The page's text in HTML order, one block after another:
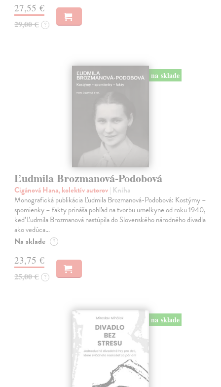
27,55 €
29,00 € ?
na sklade
Ľudmila Brozmanová-Podobová
Cigánová Hana, kolektív autorov| Kniha
Monografická publikácia Ľudmila Brozmanová-Podobová: Kostýmy –
spomienky – fakty prináša pohľad na tvorbu umelkyne od roku 1940,
keď Ľudmila Brozmanová nastúpila do Slovenského národného divadla
ako vedúca…
Na sklade ?
23,75 €
25,00 € ?
na sklade